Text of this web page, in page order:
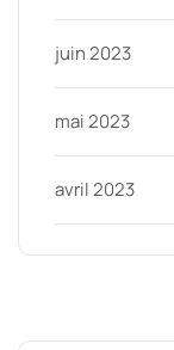
juin 2023
mai 2023
avril 2023